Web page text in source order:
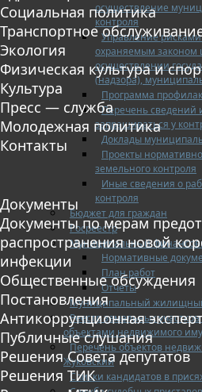
осуществление
контроля
Управление
охраняемым законом
осуществлении
(надзора),
Программа
Перечень сведений
запрашиваться у
Доклады
Проекты
земельного контроля
Иные сведения о
контроля
Бюджет для граждан
Росреестр
Муниципальный
Нормативные
План работ
Отчеты
Муниципальный
Реестр земельных
объектами недвижимого
Перечень объектов
Жуковский
Списки кандидатов в
Социальная политика
Транспортное
Экология
Физическая культура и
Культура
Пресс — служба
Молодежная политика
Контакты
Документы
Документы по мерам
распространения новой
инфекции
Общественные обсуждения
Постановления
Антикоррупционная
Публичные слушания
Решения Совета депутатов
Решения ТИК